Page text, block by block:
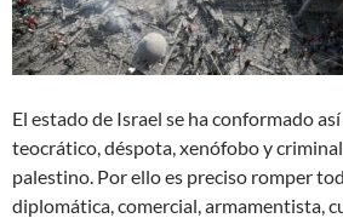
El estado de Israel se ha conformado
teocrático, déspota, xenófobo y
palestino. Por ello es preciso romper
diplomática, comercial, armamentista,